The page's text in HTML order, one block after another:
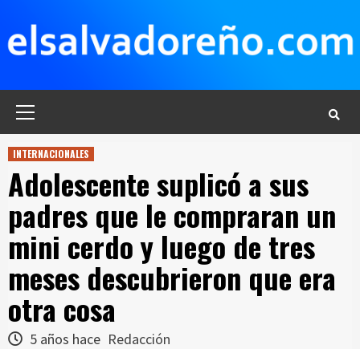
contenido
INTERNACIONALES
Adolescente suplicó a sus
padres que le compraran un
mini cerdo y luego de tres
meses descubrieron que era
otra cosa
5 años hace Redacción